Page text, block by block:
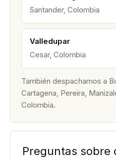
Santander, Colombia
Valledupar
Cesar, Colombia
También despachamos a
Cartagena, Pereira,
Colombia.
Preguntas sobre